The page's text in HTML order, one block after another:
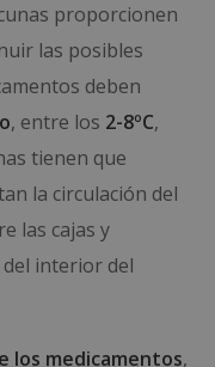
proporcionen
las posibles
deben
, entre los 2-8ºC,
tienen que
la circulación del
las cajas y
interior del
los medicamentos,